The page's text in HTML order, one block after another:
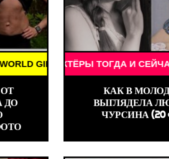
ЗНАМЕНИТОСТИ ///
ДО
И СЕЙЧАС ///
КАК В
ВЫГЛЯДЕЛА
ЧУРСИНА (20